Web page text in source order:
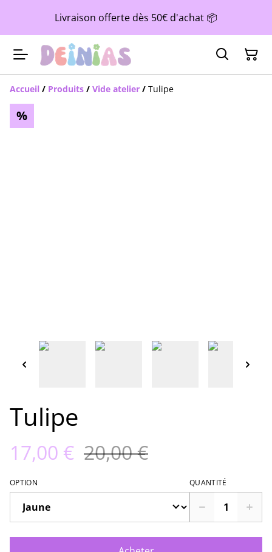
Livraison offerte dès 50€ d'achat 📦
Accueil / Produits / Vide atelier / Tulipe
%
Tulipe
17,00 € 20,00 €
OPTION QUANTITÉ